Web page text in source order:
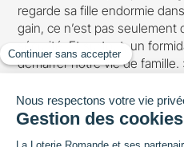
regarde sa fille endormie
gain, ce n’est pas seulement
sécurité. Et surtout, un
démarrer notre vie de famille.